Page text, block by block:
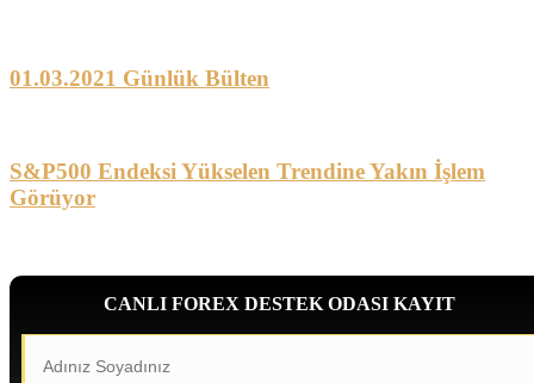
01.03.2021 Günlük Bülten
S&P500 Endeksi Yükselen Trendine Yakın İşlem
Görüyor
CANLI FOREX DESTEK ODASI KAYIT